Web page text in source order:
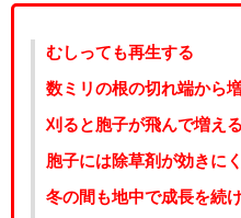
むしっても再生する
数ミリの根の切れ端から
刈ると胞子が飛んで増える
胞子には除草剤が効きに
冬の間も地中で成長を続